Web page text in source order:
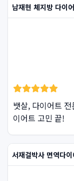
남재현 체지방 다이
뱃살, 다이어트
이어트 고민 끝!
서재걸박사 면역다이